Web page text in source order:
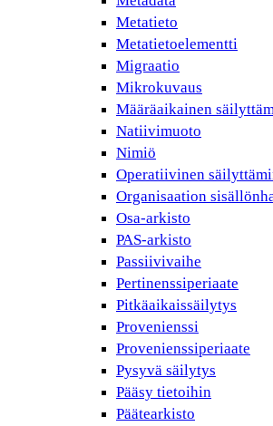
Metatieto
Metatietoelementti
Migraatio
Mikrokuvaus
Määräaikainen
Natiivimuoto
Nimiö
Operatiivinen
Organisaation
Osa-arkisto
PAS-arkisto
Passiivivaihe
Pertinenssiperiaate
Pitkäaikaissäilytys
Provenienssi
Provenienssiperiaate
Pysyvä säilytys
Pääsy tietoihin
Päätearkisto